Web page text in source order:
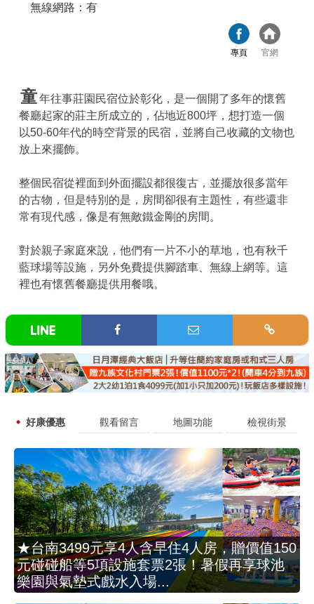
無線網路：有
專頁 官網
童年往事莊園民宿位於彰化，是一個開了多年的懷舊
餐廳起家的莊主所成立的，佔地近800坪，想打造一個
以50-60年代的時空背景的民宿，並將自己收藏的文物也
放上來擺飾。
整個民宿從裡面到外面擺設都很復古，並擺放很多當年
的古物，但是特別的是，房間卻很有主題性，有些還非
常有現代感，像是有無敵鐵金剛的房間。
對於親子家庭來說，他們有一片不小的草地，也有秋千
藍球場等設施，另外免費提供腳踏車、無線上網等。這
裡也有懷舊餐廳提供用餐哦。
好康優惠 觀看留言 地圖功能 檢視街景
★台南3499元享4人含早住4人房，贈價值150
元碰碰船等5項設施套票2張！暑假再享球池
樂園與氣墊式戲水入場...